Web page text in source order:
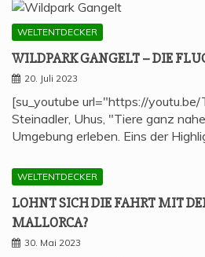
WELTENTDECKER
WILD­PARK GAN­GELT – DIE
20. Juli 2023
[su_youtube url="https://
Steinadler, Uhus, "Tiere ganz
Umgebung erleben. Eins der
WELTENTDECKER
LOHNT SICH DIE FAHRT MIT
MALLORCA?
30. Mai 2023